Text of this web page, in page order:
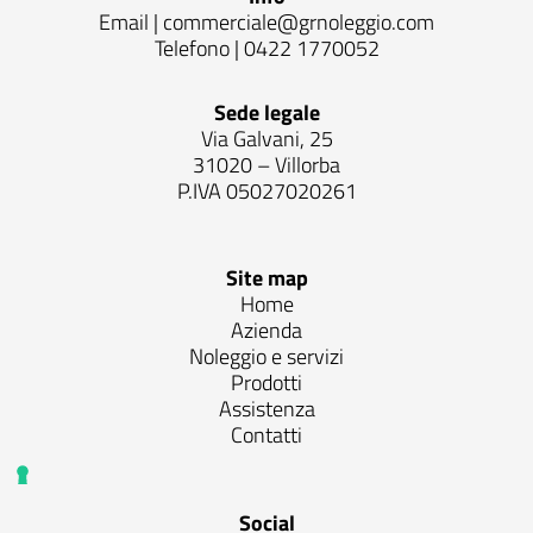
Email | commerciale@grnoleggio.com
Telefono |0422 1770052
Sede legale
Via Galvani, 25
31020 – Villorba
P.IVA 05027020261
Site map
Home
Azienda
Noleggio e servizi
Prodotti
Assistenza
Contatti
Social